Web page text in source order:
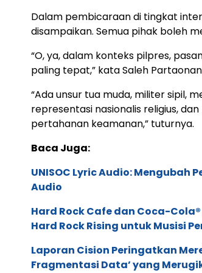
Dalam pembicaraan di tingkat
disampaikan. Semua pihak boleh
“O, ya, dalam konteks pilpres,
paling tepat,” kata Saleh
“Ada unsur tua muda, militer sipil,
representasi nasionalis religius,
pertahanan keamanan,” tuturnya.
Baca Juga:
UNISOC Lyric Audio: Mengubah
Audio
Hard Rock Cafe dan Coca-
Hard Rock Rising untuk Musisi
Laporan Cision Peringatkan
Fragmentasi Data’ yang